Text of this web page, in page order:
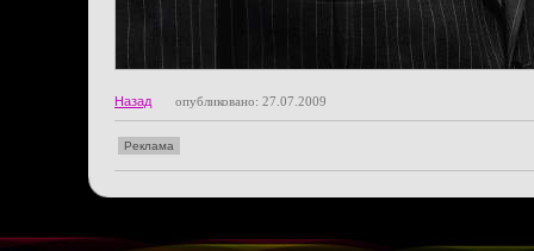
Назад опубликовано: 27.07.2009
Реклама